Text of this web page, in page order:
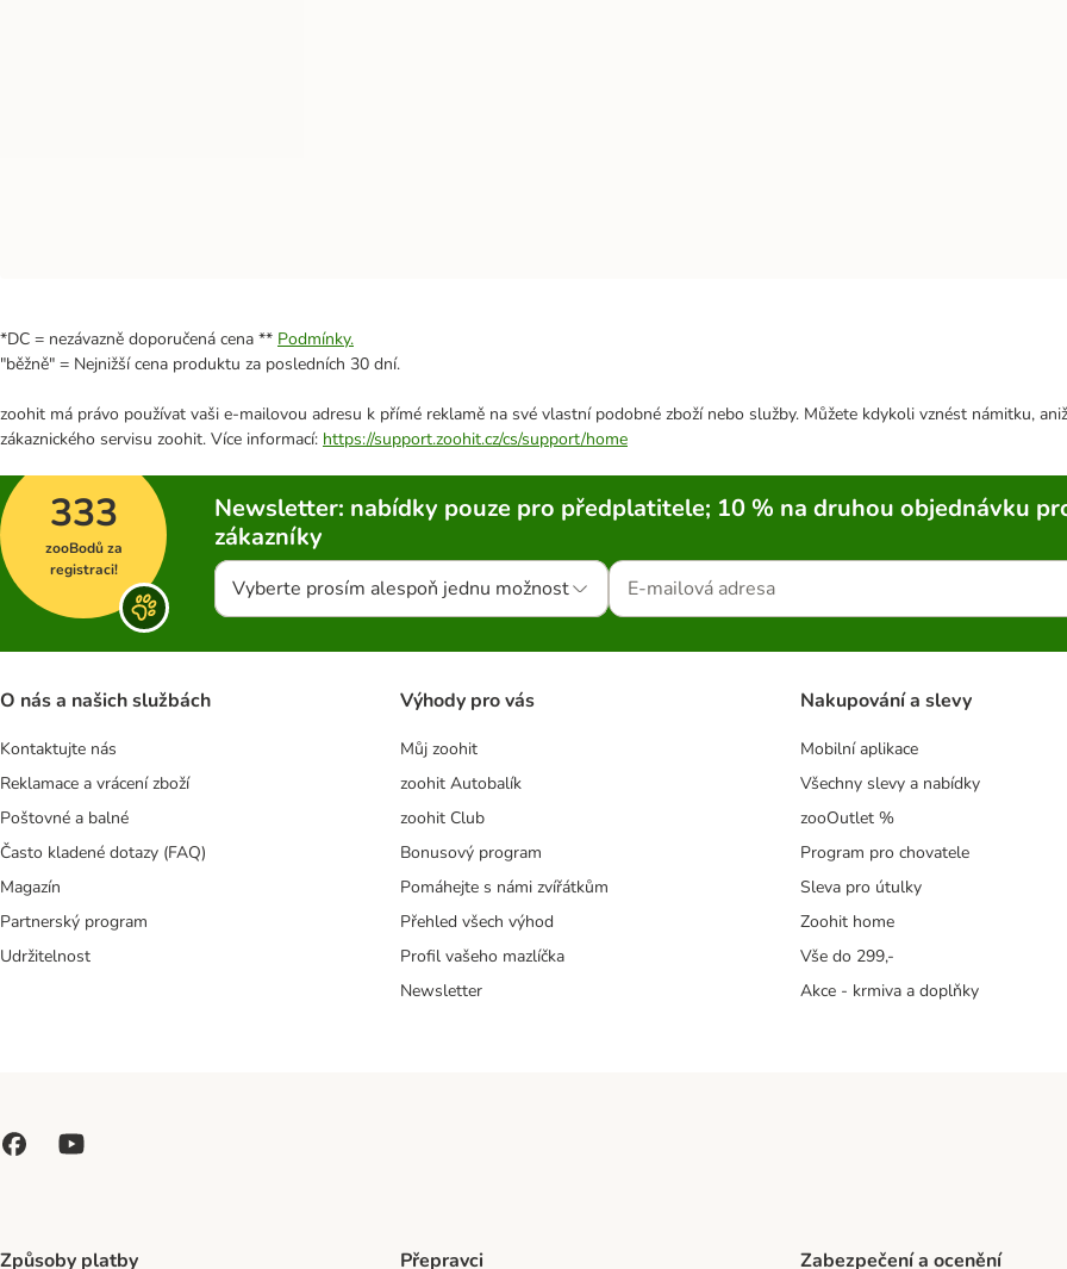
*DC = nezávazně doporučená cena ** Podmínky.
"běžně" = Nejnižší cena produktu za posledních 30 dní.
zoohit má právo používat vaši e-mailovou adresu k přímé reklamě na své vlastní podobné zboží nebo služby. Můžete kdykoli vznést námitku,
zákaznického servisu zoohit. Více informací: https://support.zoohit.cz/cs/support/home
333
zooBodů za
registraci!
Newsletter: nabídky pouze pro předplatitele; 10 % na druhou objednávku
zákazníky
Vyberte prosím alespoň jednu možnost
O nás a našich službách
Kontaktujte nás
Reklamace a vrácení zboží
Poštovné a balné
Často kladené dotazy (FAQ)
Magazín
Partnerský program
Udržitelnost
Výhody pro vás
Můj zoohit
zoohit Autobalík
zoohit Club
Bonusový program
Pomáhejte s námi zvířátkům
Přehled všech výhod
Profil vašeho mazlíčka
Newsletter
Nakupování a slevy
Mobilní aplikace
Všechny slevy a nabídky
zooOutlet %
Program pro chovatele
Sleva pro útulky
Zoohit home
Vše do 299,-
Akce - krmiva a doplňky
Způsoby platby Přepravci Zabezpečení a ocenění